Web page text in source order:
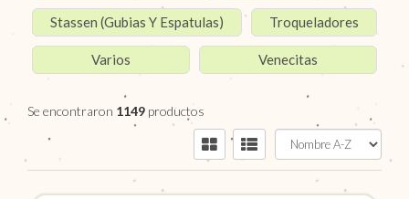
Stassen (Gubias Y Espatulas) Troqueladores
Varios Venecitas
Se encontraron 1149 productos